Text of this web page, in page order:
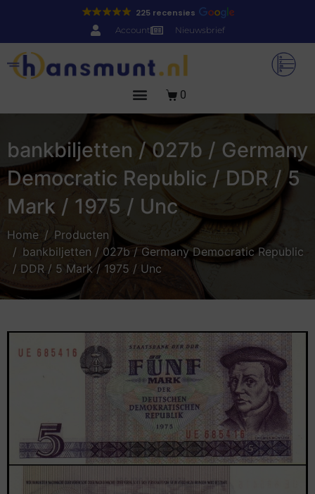
225 recensies
Account Nieuwsbrief
0
bankbiljetten / 027b / Germany
Democratic Republic / DDR / 5
Mark / 1975 / Unc
Home
Producten
bankbiljetten / 027b / Germany Democratic Republic
/ DDR / 5 Mark / 1975 / Unc